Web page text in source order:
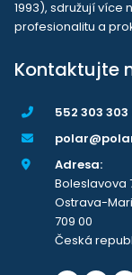
1993), sdružují více
profesionalitu a
Kontaktujte
552 303 303
Adresa:
Boleslavova
Ostrava-
709 00
Česká